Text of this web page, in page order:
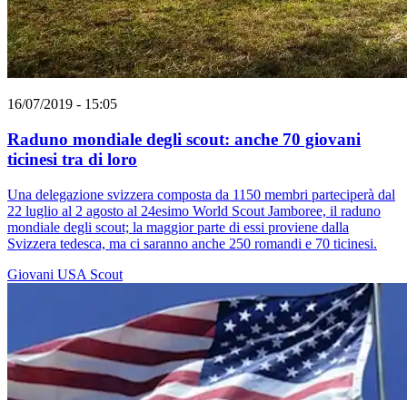
16/07/2019 - 15:05
Raduno mondiale degli scout: anche 70 giovani
ticinesi tra di loro
Una delegazione svizzera composta da 1150 membri parteciperà dal
22 luglio al 2 agosto al 24esimo World Scout Jamboree, il raduno
mondiale degli scout; la maggior parte di essi proviene dalla
Svizzera tedesca, ma ci saranno anche 250 romandi e 70 ticinesi.
Giovani USA Scout